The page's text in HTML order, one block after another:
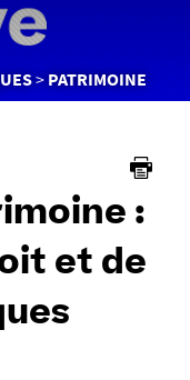
PATRIMOINE
:
et de